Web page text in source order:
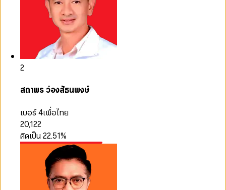
2
สถาพร ว่องสัธนพงษ์
เบอร์ 4เพื่อไทย
20,122
คิดเป็น22.51%